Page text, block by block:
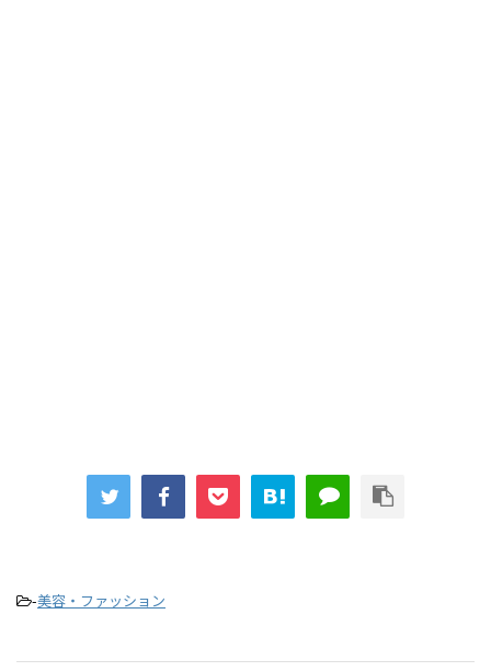
-美容・ファッション